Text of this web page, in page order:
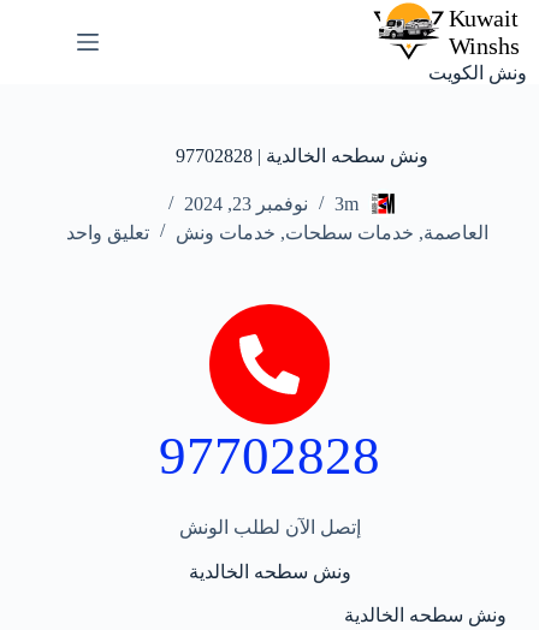
ونش الكويت
ونش سطحه الخالدية | 97702828
3m
نوفمبر 23, 2024
العاصمة, خدمات سطحات, خدمات ونش تعليق واحد
97702828
إتصل الآن لطلب الونش
ونش سطحه الخالدية
ونش سطحه الخالدية